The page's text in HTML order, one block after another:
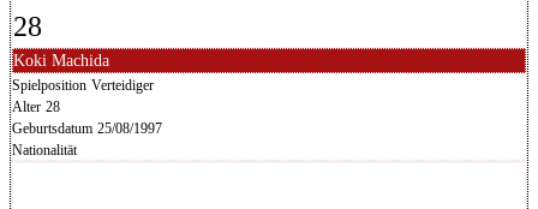
28
Koki Machida
Spielposition Verteidiger
Alter 28
Geburtsdatum 25/08/1997
Nationalität